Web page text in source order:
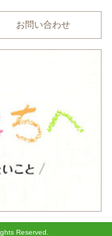
お問い合わせ
Reserved.